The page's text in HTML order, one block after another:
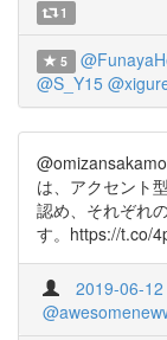
1
5
@S_Y15
は、アクセント
認め、それぞれ
す。https://t.co/
2019-06-